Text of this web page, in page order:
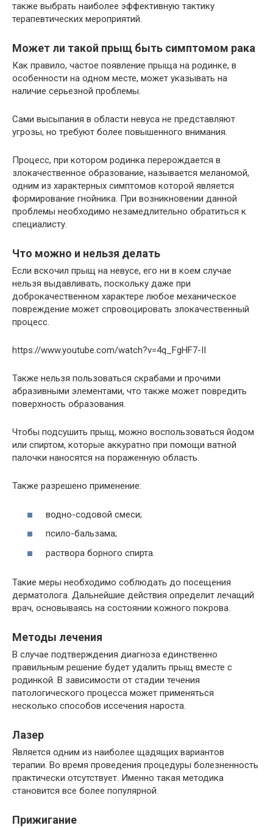
также выбрать наиболее эффективную тактику
терапевтических мероприятий.
Может ли такой прыщ быть симптомом рака
Как правило, частое появление прыща на родинке, в
особенности на одном месте, может указывать на
наличие серьезной проблемы.
Сами высыпания в области невуса не представляют
угрозы, но требуют более повышенного внимания.
Процесс, при котором родинка перерождается в
злокачественное образование, называется меланомой,
одним из характерных симптомов которой является
формирование гнойника. При возникновении данной
проблемы необходимо незамедлительно обратиться к
специалисту.
Что можно и нельзя делать
Если вскочил прыщ на невусе, его ни в коем случае
нельзя выдавливать, поскольку даже при
доброкачественном характере любое механическое
повреждение может спровоцировать злокачественный
процесс.
https://www.youtube.com/watch?v=4q_FgHF7-II
Также нельзя пользоваться скрабами и прочими
абразивными элементами, что также может повредить
поверхность образования.
Чтобы подсушить прыщ, можно воспользоваться йодом
или спиртом, которые аккуратно при помощи ватной
палочки наносятся на пораженную область.
Также разрешено применение:
водно-содовой смеси;
псило-бальзама;
раствора борного спирта.
Такие меры необходимо соблюдать до посещения
дерматолога. Дальнейшие действия определит лечащий
врач, основываясь на состоянии кожного покрова.
Методы лечения
В случае подтверждения диагноза единственно
правильным решение будет удалить прыщ вместе с
родинкой. В зависимости от стадии течения
патологического процесса может применяться
несколько способов иссечения нароста.
Лазер
Является одним из наиболее щадящих вариантов
терапии. Во время проведения процедуры болезненность
практически отсутствует. Именно такая методика
становится все более популярной.
Прижигание